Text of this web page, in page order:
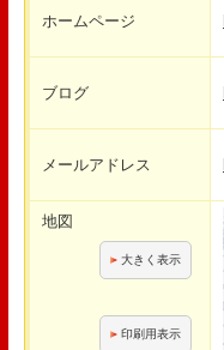
ホームページ
ブログ
メールアドレス
地図
大きく表示
印刷用表示